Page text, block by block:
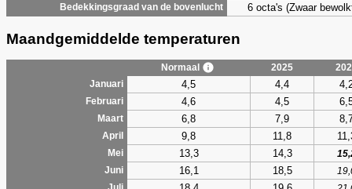
Bedekkingsgraad van de bovenlucht 6 octa's (Zwaar
Maandgemiddelde temperaturen
Normaal 2025
Januari
4,5 4,4
Februari 4,6 4,5
Maart 6,8 7,9
April 9,8 11,8
Mei 13,3 14,3
Juni
16,1 18,5